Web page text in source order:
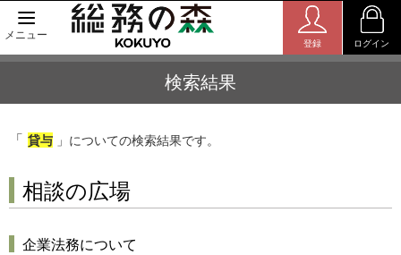
メニュー
登録 ログイン
検索結果
「 貸与 」についての検索結果です。
相談の広場
企業法務について